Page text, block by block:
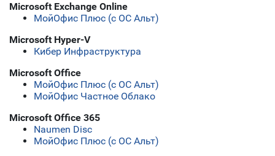
Microsoft Exchange Online
МойОфис Плюс (с ОС Альт)
Microsoft Hyper-V
Кибер Инфраструктура
Microsoft Office
МойОфис Плюс (с ОС Альт)
МойОфис Частное Облако
Microsoft Office 365
Naumen Disc
МойОфис Плюс (с ОС Альт)